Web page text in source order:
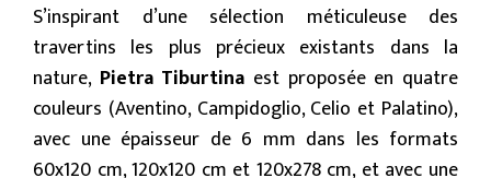
S’inspirant d’une sélection méticuleuse des
travertins les plus précieux existants dans la
nature, Pietra Tiburtina est proposée en quatre
couleurs (Aventino, Campidoglio, Celio et Palatino),
avec une épaisseur de 6 mm dans les formats
60x120 cm, 120x120 cm et 120x278 cm, et avec une